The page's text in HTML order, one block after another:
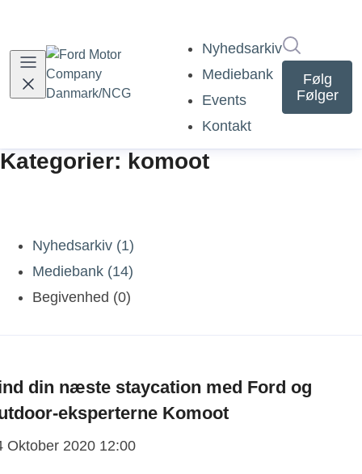
Nyhedsarkiv
Mediebank
Events
Kontakt
Følg
Følger
Kategorier: komoot
Nyhedsarkiv (1)
Mediebank (14)
Begivenhed (0)
din næste staycation med Ford og
eksperterne Komoot
Oktober 2020 12:00